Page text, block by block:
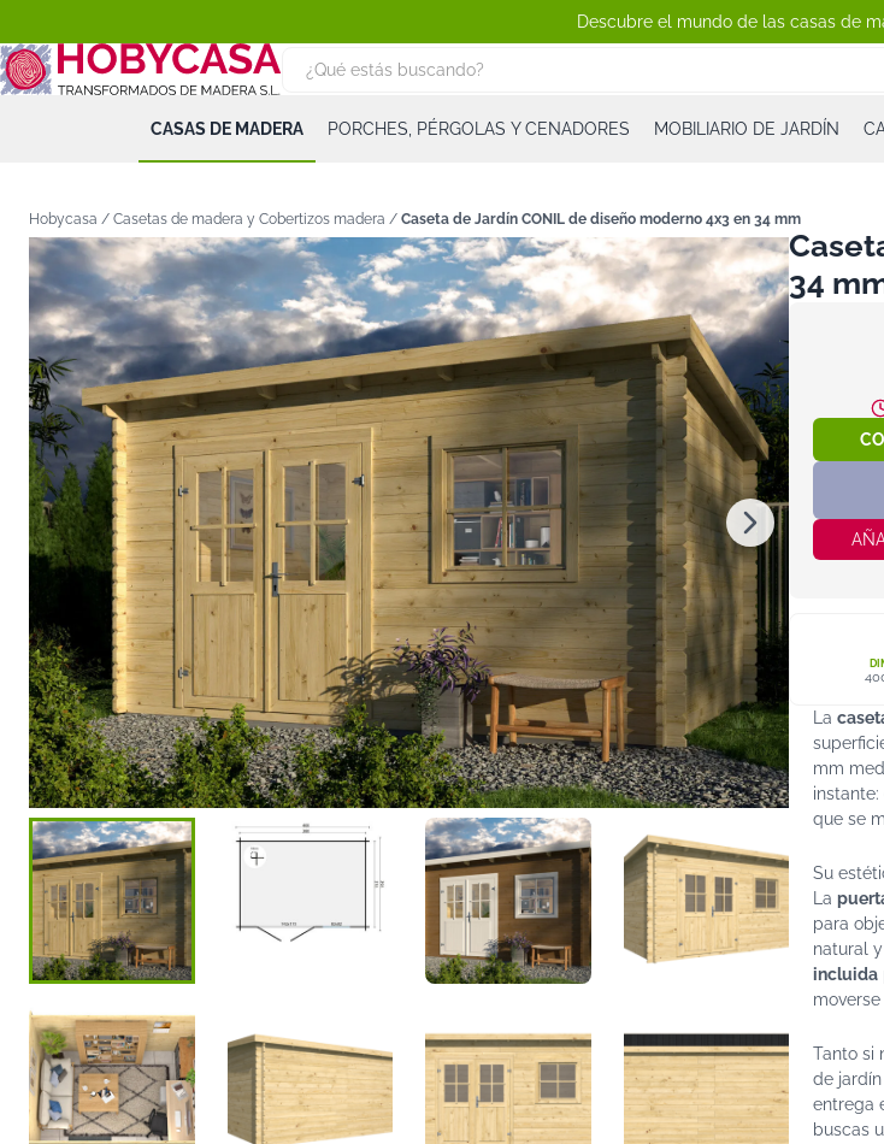
Descubre el mundo de las casas de
CASAS DE MADERA PORCHES, PÉRGOLAS Y CENADORES MOBILIARIO DE JARDÍN
Hobycasa / Casetas de madera y Cobertizos madera / Caseta de Jardín CONIL de diseño moderno 4x3 en 34 mm
34
La
mm
que se
Su
La
para
natural
incluida
Tanto si
de
entrega
buscas